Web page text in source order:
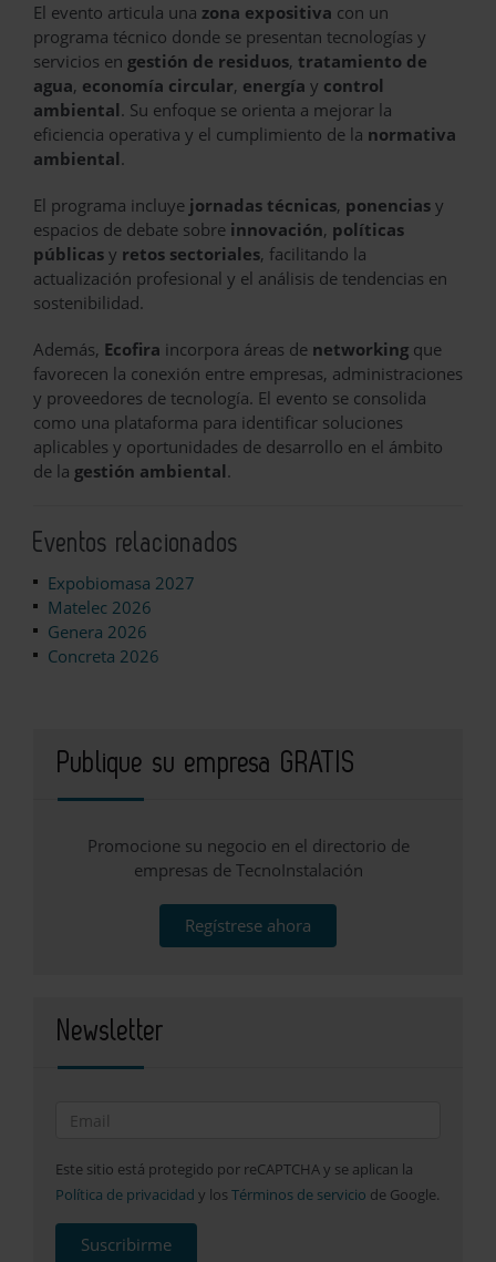
El evento articula una zona expositiva con un
programa técnico donde se presentan tecnologías y
servicios en gestión de residuos, tratamiento de
agua, economía circular, energía y control
ambiental. Su enfoque se orienta a mejorar la
eficiencia operativa y el cumplimiento de la normativa
ambiental.
El programa incluye jornadas técnicas, ponencias y
espacios de debate sobre innovación, políticas
públicas y retos sectoriales, facilitando la
actualización profesional y el análisis de tendencias en
sostenibilidad.
Además, Ecofira incorpora áreas de networking que
favorecen la conexión entre empresas, administraciones
y proveedores de tecnología. El evento se consolida
como una plataforma para identificar soluciones
aplicables y oportunidades de desarrollo en el ámbito
de la gestión ambiental.
Eventos relacionados
Expobiomasa 2027
Matelec 2026
Genera 2026
Concreta 2026
Publique su empresa GRATIS
Promocione su negocio en el directorio de
empresas de TecnoInstalación
Regístrese ahora
Newsletter
Este sitio está protegido por reCAPTCHA y se aplican la
Política de privacidad y los Términos de servicio de Google.
Suscribirme